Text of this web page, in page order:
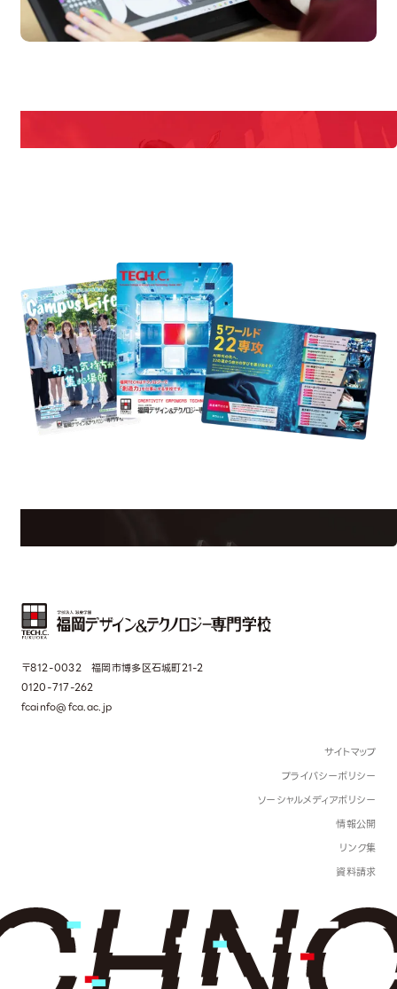
Campus Open
Information
〒812-0032 福岡市博多区石城町21-2
0120-717-262
fcainfo@fca.ac.jp
サイトマップ
プライバシーポリシー
ソーシャルメディアポリシー
情報公開
リンク集
資料請求